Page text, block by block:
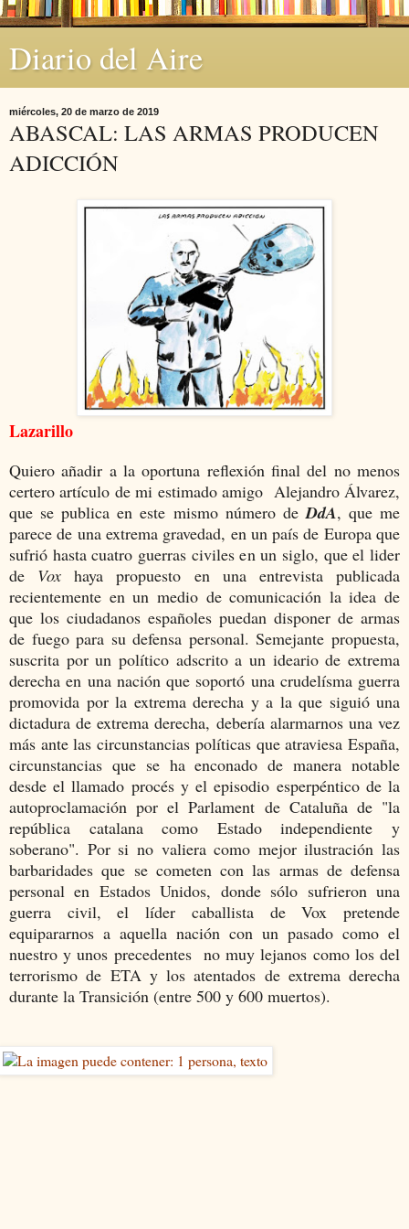
Diario del Aire
miércoles, 20 de marzo de 2019
ABASCAL: LAS ARMAS PRODUCEN
ADICCIÓN
Lazarillo
Quiero añadir a la oportuna reflexión final del no menos
certero artículo de mi estimado amigo Alejandro Álvarez,
que se publica en este mismo número de DdA, que me
parece de una extrema gravedad, en un país de Europa que
sufrió hasta cuatro guerras civiles en un siglo, que el lider
de Vox haya propuesto en una entrevista publicada
recientemente en un medio de comunicación la idea de
que los ciudadanos españoles puedan disponer de armas
de fuego para su defensa personal. Semejante propuesta,
suscrita por un político adscrito a un ideario de extrema
derecha en una nación que soportó una crudelísma guerra
promovida por la extrema derecha y a la que siguió una
dictadura de extrema derecha, debería alarmarnos una vez
más ante las circunstancias políticas que atraviesa España,
circunstancias que se ha enconado de manera notable
desde el llamado procés y el episodio esperpéntico de la
autoproclamación por el Parlament de Cataluña de "la
república catalana como Estado independiente y
soberano". Por si no valiera como mejor ilustración las
barbaridades que se cometen con las armas de defensa
personal en Estados Unidos, donde sólo sufrieron una
guerra civil, el líder caballista de Vox pretende
equipararnos a aquella nación con un pasado como el
nuestro y unos precedentes no muy lejanos como los del
terrorismo de ETA y los atentados de extrema derecha
durante la Transición (entre 500 y 600 muertos).